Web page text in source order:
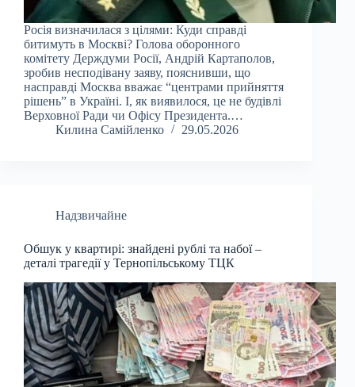
Росія визначилася з цілями: Куди справді
битимуть в Москві? Голова оборонного
комітету Держдуми Росії, Андрій Картаполов,
зробив несподівану заяву, пояснивши, що
насправді Москва вважає “центрами прийняття
рішень” в Україні. І, як виявилося, це не будівлі
Верховної Ради чи Офісу Президента.…
Килина Самійленко
29.05.2026
Надзвичайне
Обшук у квартирі: знайдені рублі та набої –
деталі трагедії у Тернопільському ТЦК